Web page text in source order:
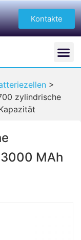
Kontakte
>
zylindrische
MAh